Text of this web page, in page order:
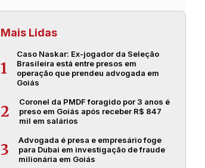
Mais Lidas
1
Caso Naskar: Ex-jogador da Seleção
Brasileira está entre presos em
operação que prendeu advogada em
Goiás
2
Coronel da PMDF foragido por 3 anos é
preso em Goiás após receber R$ 847
mil em salários
3
Advogada é presa e empresário foge
para Dubai em investigação de fraude
milionária em Goiás